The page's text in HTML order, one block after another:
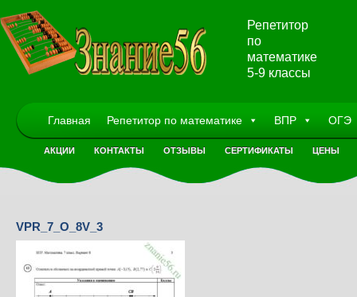
Репетитор
по
математике
5-9 классы
Главная Репетитор по математике ВПР ОГЭ
АКЦИИ КОНТАКТЫ ОТЗЫВЫ СЕРТИФИКАТЫ ЦЕНЫ
VPR_7_O_8V_3